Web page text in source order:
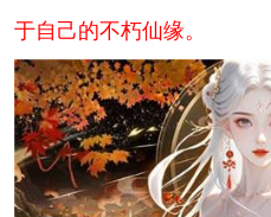
于自己的不朽仙缘。